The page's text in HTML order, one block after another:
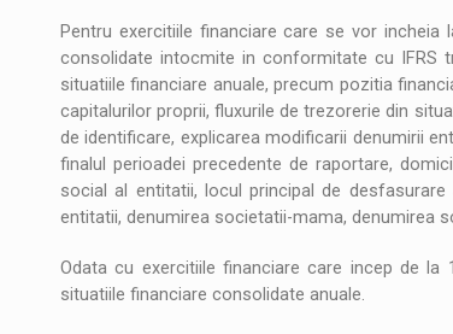
Pentru exercitiile financiare care se vor
consolidate intocmite in conformitate cu IFRS
situatiile financiare anuale, precum pozitia
capitalurilor proprii, fluxurile de trezorerie din
de identificare, explicarea modificarii denumirii
finalul perioadei precedente de raportare,
social al entitatii, locul principal de
entitatii, denumirea societatii-mama, denumirea
Odata cu exercitiile financiare care incep de
situatiile financiare consolidate anuale.